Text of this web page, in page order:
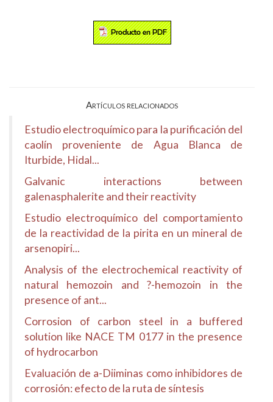
Artículos relacionados
Estudio electroquímico para la purificación del
caolín proveniente de Agua Blanca de
Iturbide, Hidal...
Galvanic interactions between
galenasphalerite and their reactivity
Estudio electroquímico del comportamiento
de la reactividad de la pirita en un mineral de
arsenopiri...
Analysis of the electrochemical reactivity of
natural hemozoin and ?-hemozoin in the
presence of ant...
Corrosion of carbon steel in a buffered
solution like NACE TM 0177 in the presence
of hydrocarbon
Evaluación de a-Diiminas como inhibidores de
corrosión: efecto de la ruta de síntesis